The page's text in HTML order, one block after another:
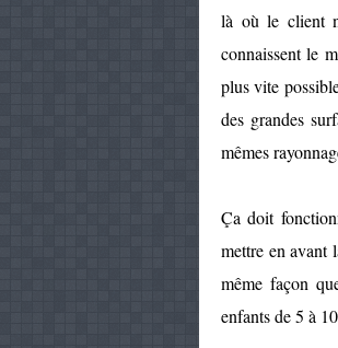
là où le client
connaissent le
plus vite
des grandes
mêmes
Ça doit
mettre en avant
même façon
enfants de 5 à